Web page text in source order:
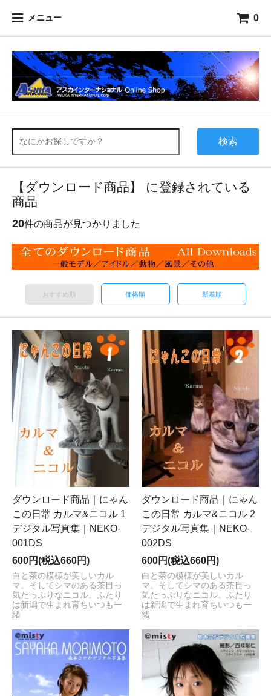
メニュー 0
検索
【ダウンロード商品】 に登録されている
商品
20件の商品が見つかりました
おすすめ順 価格順 新着順
ダウンロード商品｜にゃん
この日常 カルマ&ニコル 1
デジタル写真集｜NEKO-
001DS
600円(税込660円)
白と茶の模様が美しいカル
マ。そしてシマのある茶目っ
気たっぷりなニコル。ふたり
は新潟で生まれ育ちいつも一
緒
ダウンロード商品｜にゃん
この日常 カルマ&ニコル 2
デジタル写真集｜NEKO-
002DS
600円(税込660円)
白と茶の模様が美しいカル
マ。そしてシマのある茶目っ
気たっぷりなニコル。ふたり
は新潟で生まれ育ちいつも一
緒